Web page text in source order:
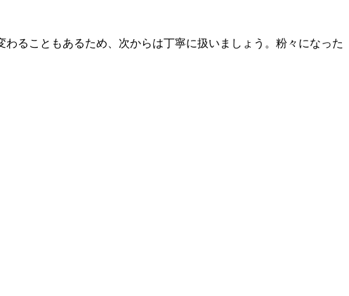
ることもあるため、次からは丁寧に扱いましょう。粉々になった